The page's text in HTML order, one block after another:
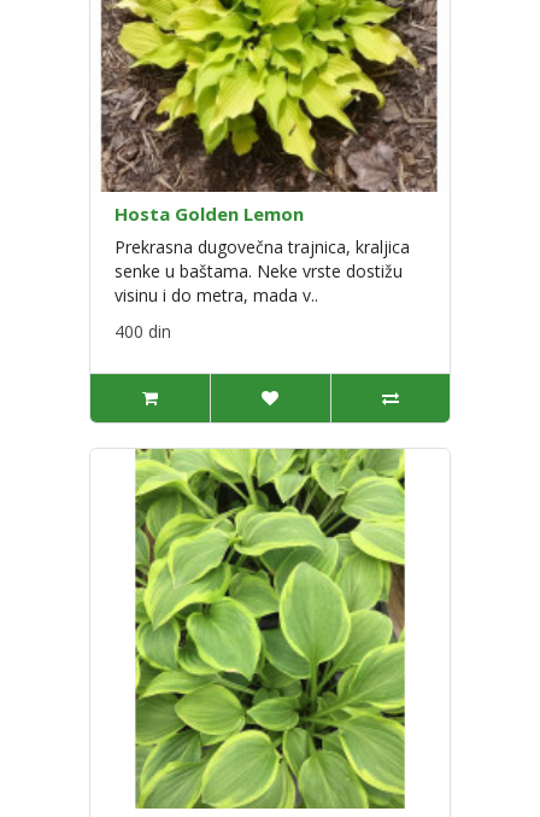
Hosta Golden Lemon
Prekrasna dugovečna trajnica, kraljica
senke u baštama. Neke vrste dostižu
visinu i do metra, mada v..
400 din